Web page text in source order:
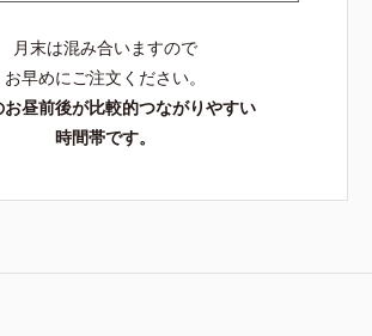
月末は混み合いますので
お早めにご注文ください。
お昼前後が比較的つながりやすい
時間帯です。